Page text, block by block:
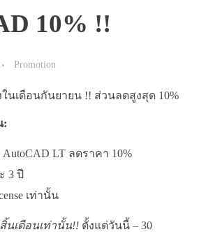
10% !!
Promotion
นเดือนกันยายน !! ส่วนลดสูงสุด 10%
:
LT ลดราคา 10%
3 ปี
เท่านั้น
นเดือนเท่านั้น!! ตั้งแต่วันนี้ – 30